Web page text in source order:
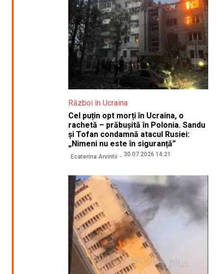
Război în Ucraina
Cel puțin opt morți în Ucraina, o
rachetă – prăbușită în Polonia. Sandu
și Tofan condamnă atacul Rusiei:
„Nimeni nu este în siguranță”
Ecaterina Arvintii 30.07.2026 14:21